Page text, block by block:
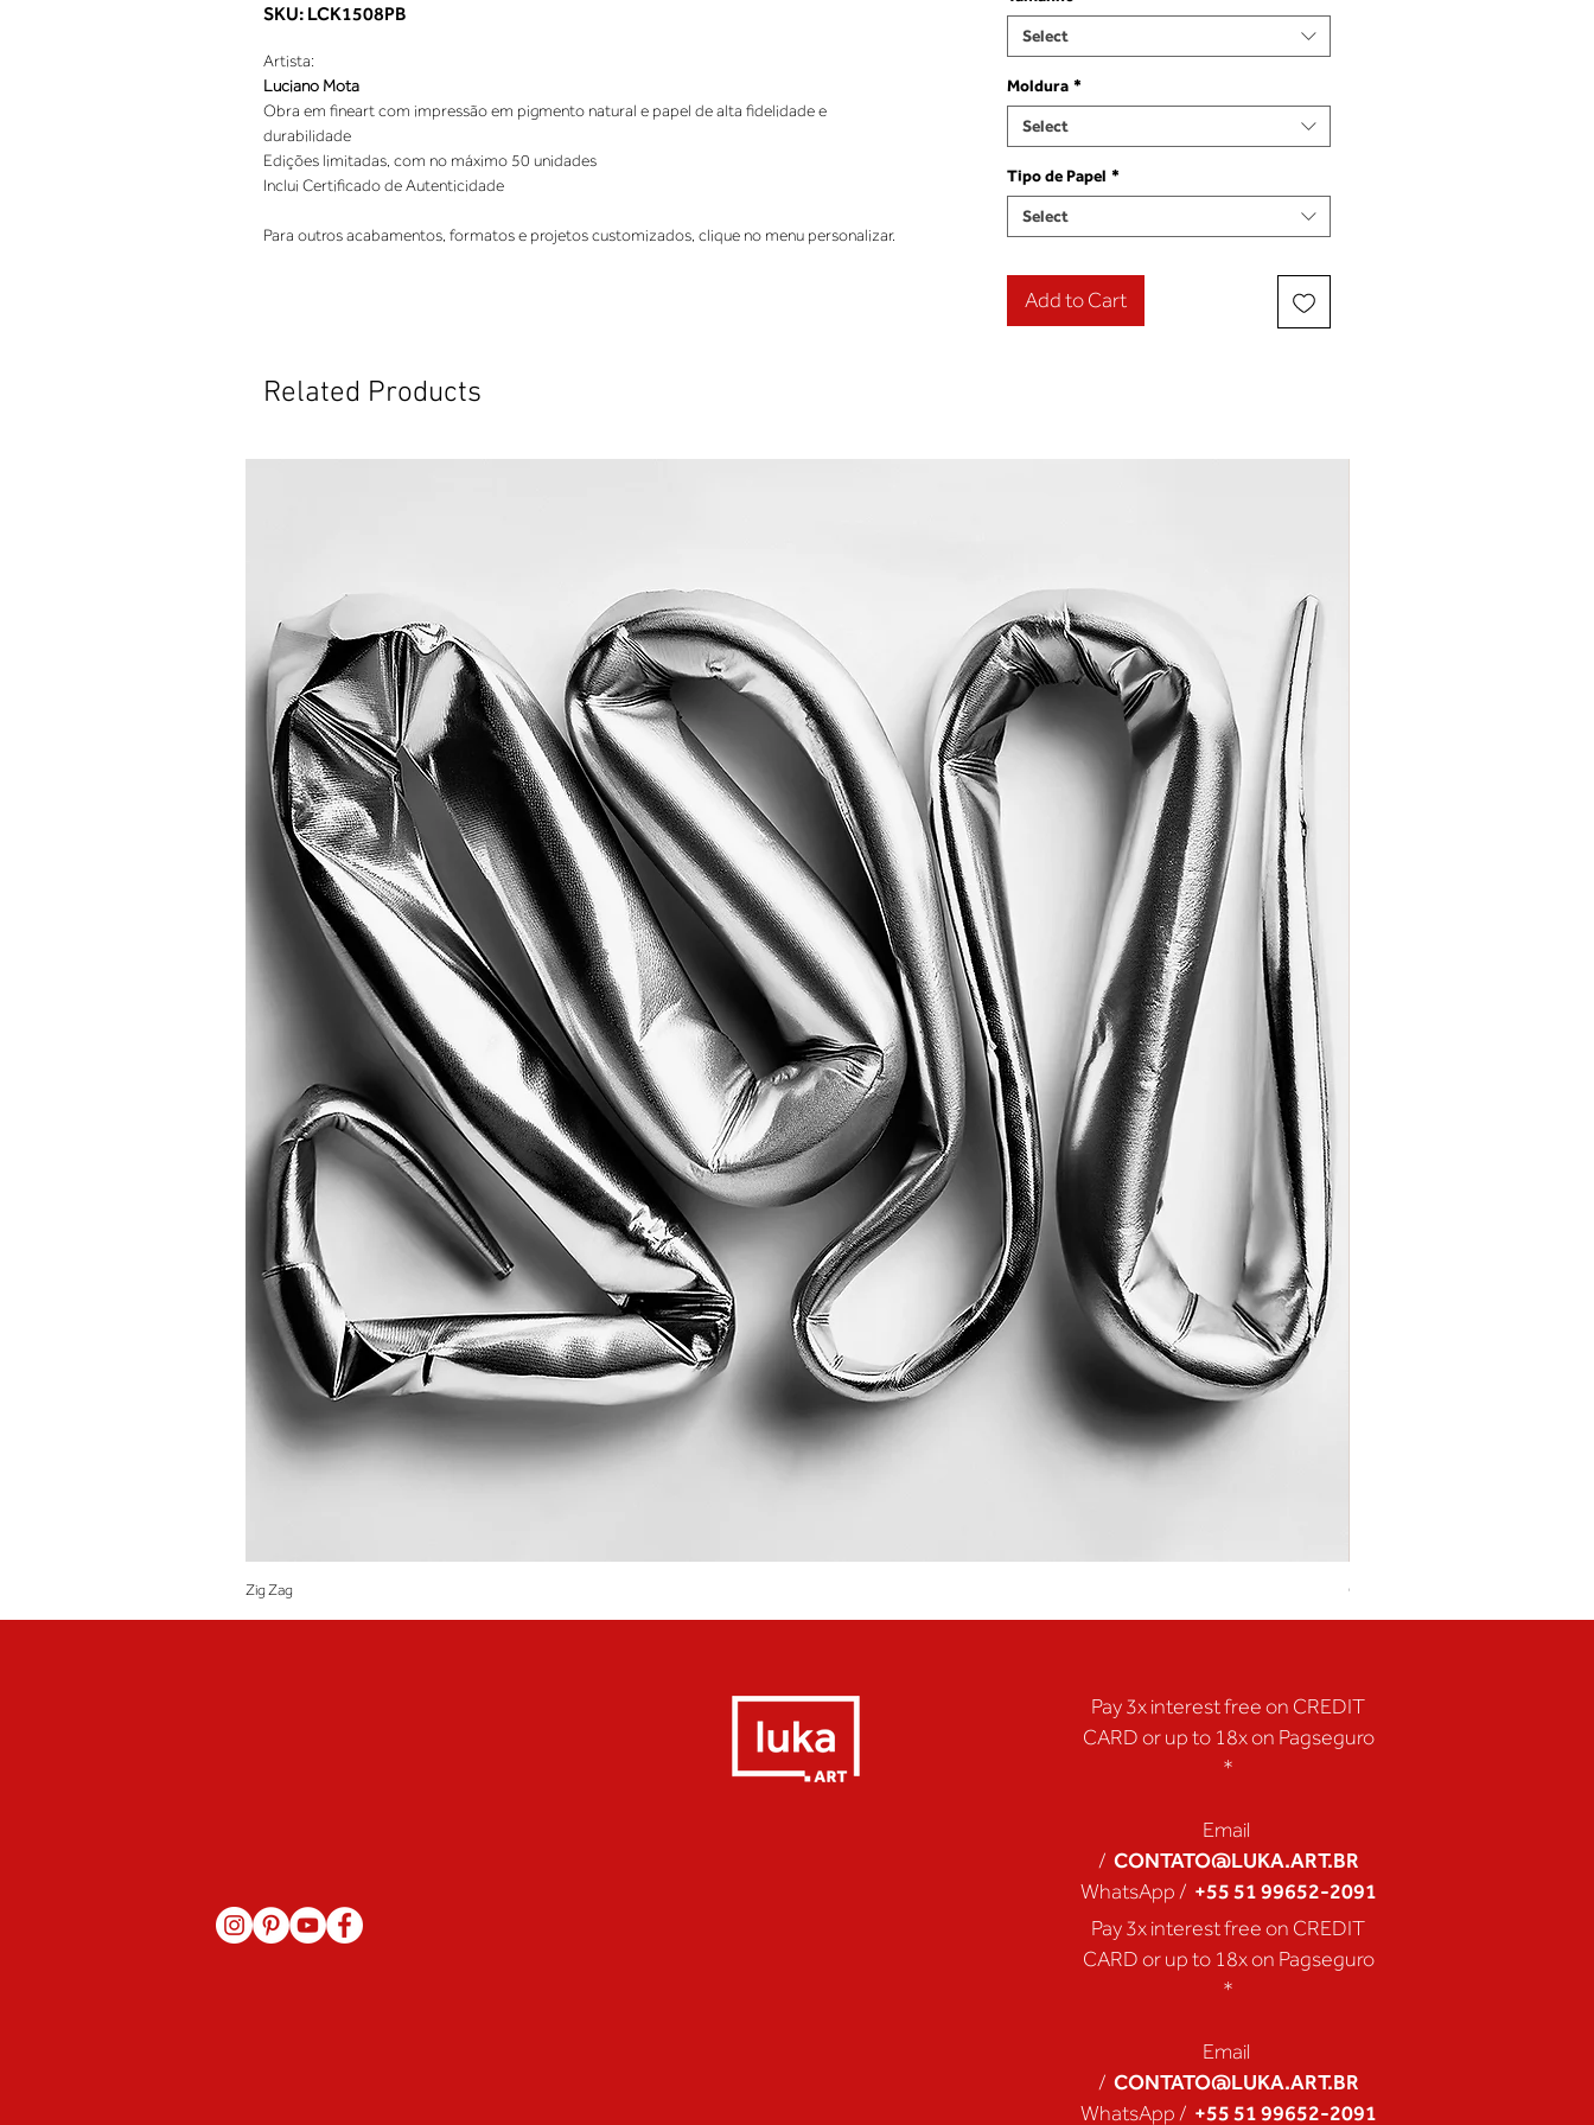
SKU: LCK1508PB
Artista:
Luciano Mota
Obra em fineart com impressão em pigmento natural e papel de alta fidelidade e
durabilidade
Edições limitadas, com no máximo 50 unidades
Inclui Certificado de Autenticidade
Para outros acabamentos, formatos e projetos customizados, clique no menu personalizar.
Select
Moldura *
Select
Tipo de Papel *
Select
Add to Cart
Related Products
Zig Zag Coração de Artista
Pay 3x interest free on CREDIT
CARD or up to 18x on Pagseguro
*
Email
/ CONTATO@LUKA.ART.BR
WhatsApp / +55 51 99652-2091
Pay 3x interest free on CREDIT
CARD or up to 18x on Pagseguro
*
Email
/ CONTATO@LUKA.ART.BR
WhatsApp / +55 51 99652-2091